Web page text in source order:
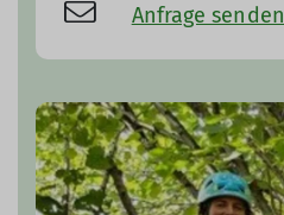
Anfrage senden